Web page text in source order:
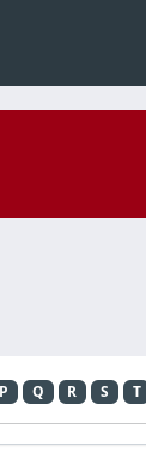
P Q R S T